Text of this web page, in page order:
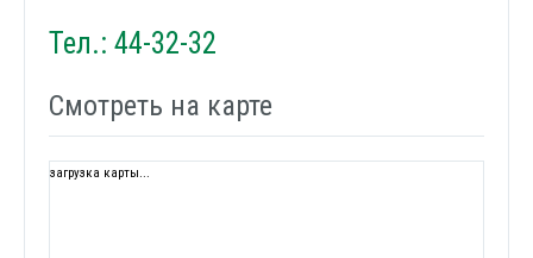
Тел.: 44-32-32
Смотреть на карте
загрузка карты...